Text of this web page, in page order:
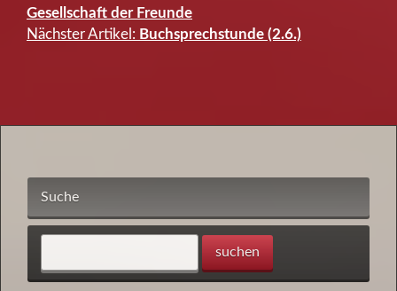
Gesellschaft der Freunde
Nächster Artikel: Buchsprechstunde (2.6.)
Suche